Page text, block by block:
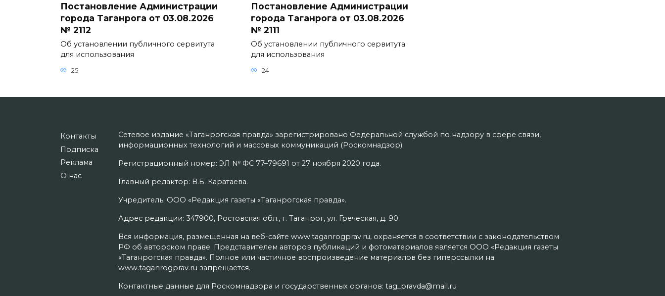
Постановление Администрации
города Таганрога от 03.08.2026
№ 2112
Об установлении публичного сервитута
для использования
25
Постановление Администрации
города Таганрога от 03.08.2026
№ 2111
Об установлении публичного сервитута
для использования
24
Контакты
Подписка
Реклама
О нас
Сетевое издание «Таганрогская правда» зарегистрировано Федеральной службой по надзору в сфере связи,
информационных технологий и массовых коммуникаций (Роскомнадзор).
Регистрационный номер: ЭЛ № ФС 77–79691 от 27 ноября 2020 года.
Главный редактор: В.Б. Каратаева.
Учредитель: ООО «Редакция газеты «Таганрогская правда».
Адрес редакции: 347900, Ростовская обл., г. Таганрог, ул. Греческая, д. 90.
Вся информация, размещенная на веб-сайте www.taganrogprav.ru, охраняется в соответствии с законодательством
РФ об авторском праве. Представителем авторов публикаций и фотоматериалов является ООО «Редакция газеты
«Таганрогская правда». Полное или частичное воспроизведение материалов без гиперссылки на
www.taganrogprav.ru запрещается.
Контактные данные для Роскомнадзора и государственных органов: tag_pravda@mail.ru